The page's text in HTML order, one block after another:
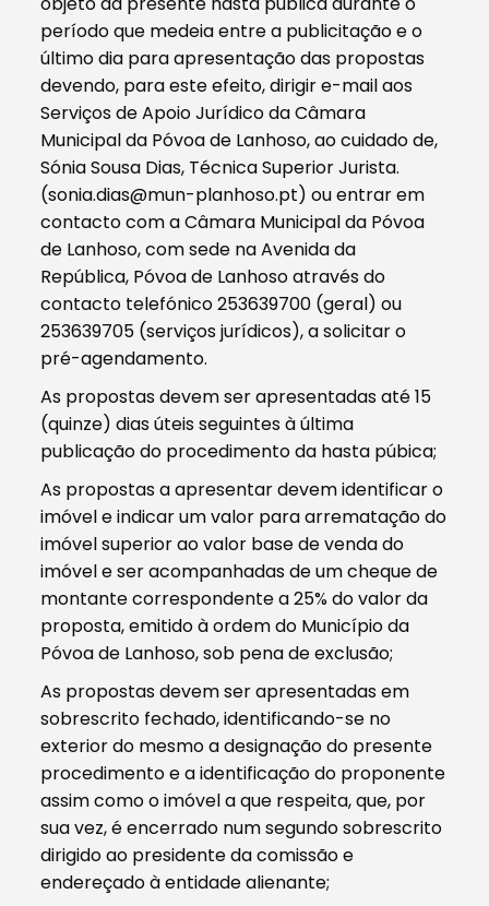
período que medeia entre a publicitação e o
último dia para apresentação das propostas
devendo, para este efeito, dirigir e-mail aos
Serviços de Apoio Jurídico da Câmara
Municipal da Póvoa de Lanhoso, ao cuidado de,
Sónia Sousa Dias, Técnica Superior Jurista.
(sonia.dias@mun-planhoso.pt) ou entrar em
contacto com a Câmara Municipal da Póvoa
de Lanhoso, com sede na Avenida da
República, Póvoa de Lanhoso através do
contacto telefónico 253639700 (geral) ou
253639705 (serviços jurídicos), a solicitar o
pré-agendamento.
As propostas devem ser apresentadas até 15
(quinze) dias úteis seguintes à última
publicação do procedimento da hasta púbica;
As propostas a apresentar devem identificar o
imóvel e indicar um valor para arrematação do
imóvel superior ao valor base de venda do
imóvel e ser acompanhadas de um cheque de
montante correspondente a 25% do valor da
proposta, emitido à ordem do Município da
Póvoa de Lanhoso, sob pena de exclusão;
As propostas devem ser apresentadas em
sobrescrito fechado, identificando-se no
exterior do mesmo a designação do presente
procedimento e a identificação do proponente
assim como o imóvel a que respeita, que, por
sua vez, é encerrado num segundo sobrescrito
dirigido ao presidente da comissão e
endereçado à entidade alienante;